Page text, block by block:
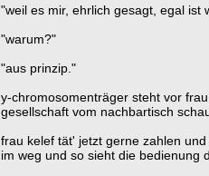
"weil es mir, ehrlich gesagt, egal ist
"warum?"
"aus prinzip."
y-chromosomenträger steht vor
gesellschaft vom nachbartisch
frau kelef tät' jetzt gerne zahlen
im weg und so sieht die bedienung